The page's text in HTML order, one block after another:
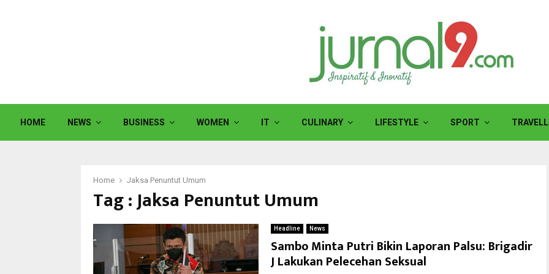
HOME NEWS BUSINESS WOMEN IT CULINARY LIFESTYLE SPORT
Home Jaksa Penuntut Umum
Tag : Jaksa Penuntut Umum
Headline News
Sambo Minta Putri Bikin Laporan Palsu: Brigadir
J Lakukan Pelecehan Seksual